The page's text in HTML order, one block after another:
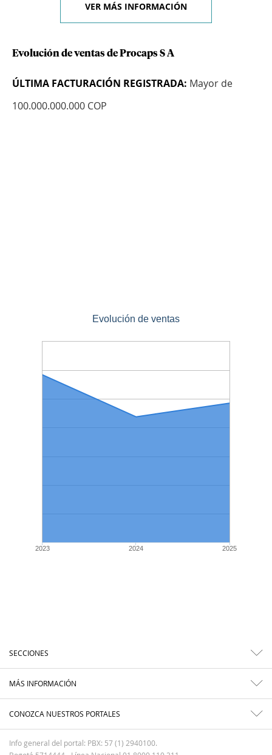
VER MÁS INFORMACIÓN
Evolución de ventas de Procaps S A
ÚLTIMA FACTURACIÓN REGISTRADA: Mayor de
100.000.000.000 COP
Evolución de ventas
2023 2024 2025
SECCIONES
MÁS INFORMACIÓN
CONOZCA NUESTROS PORTALES
Info general del portal: PBX: 57 (1) 2940100.